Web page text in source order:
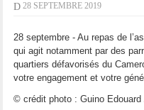
D 28 SEPTEMBRE 2019
28 septembre - Au repas de
qui agit notamment par des
quartiers défavorisés du
votre engagement et votre
© crédit photo : Guino